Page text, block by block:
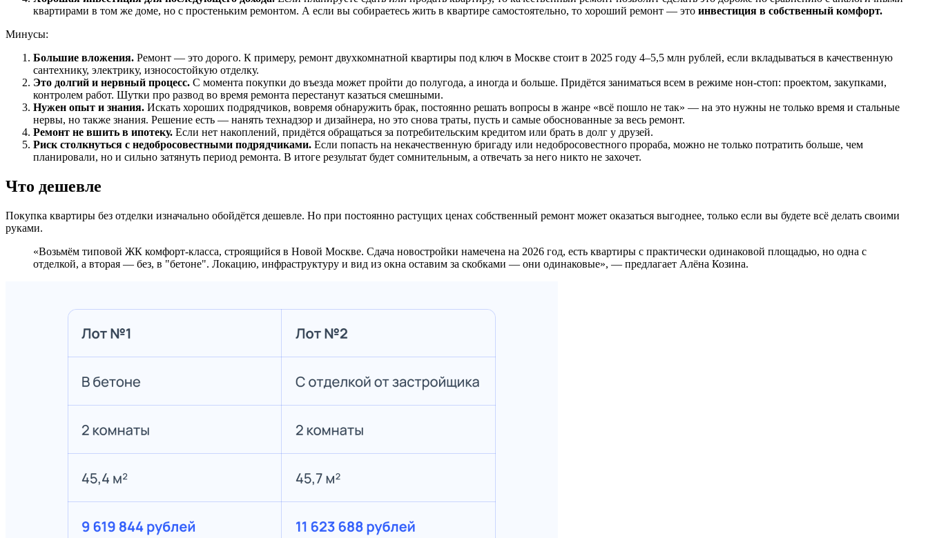
квартирами в том же доме, но с простеньким ремонтом. А если вы собираетесь жить в квартире самостоятельно, то хороший ремонт — это инвестиция в собственный комфорт.
Минусы:
Большие вложения. Ремонт — это дорого. К примеру, ремонт двухкомнатной квартиры под ключ в Москве стоит в 2025 году 4–5,5 млн рублей, если вкладываться в качественную
сантехнику, электрику, износостойкую отделку.
Это долгий и нервный процесс. С момента покупки до въезда может пройти до полугода, а иногда и больше. Придётся заниматься всем в режиме нон-стоп: проектом, закупками,
контролем работ. Шутки про развод во время ремонта перестанут казаться смешными.
Нужен опыт и знания. Искать хороших подрядчиков, вовремя обнаружить брак, постоянно решать вопросы в жанре «всё пошло не так» — на это нужны не только время и стальные
нервы, но также знания. Решение есть — нанять технадзор и дизайнера, но это снова траты, пусть и самые обоснованные за весь ремонт.
Ремонт не вшить в ипотеку. Если нет накоплений, придётся обращаться за потребительским кредитом или брать в долг у друзей.
Риск столкнуться с недобросовестными подрядчиками. Если попасть на некачественную бригаду или недобросовестного прораба, можно не только потратить больше, чем
планировали, но и сильно затянуть период ремонта. В итоге результат будет сомнительным, а отвечать за него никто не захочет.
Что дешевле
Покупка квартиры без отделки изначально обойдётся дешевле. Но при постоянно растущих ценах собственный ремонт может оказаться выгоднее, только если вы будете всё делать своими
руками.
«Возьмём типовой ЖК комфорт-класса, строящийся в Новой Москве. Сдача новостройки намечена на 2026 год, есть квартиры с практически одинаковой площадью, но одна с
отделкой, а вторая — без, в "бетоне". Локацию, инфраструктуру и вид из окна оставим за скобками — они одинаковые», — предлагает Алёна Козина.